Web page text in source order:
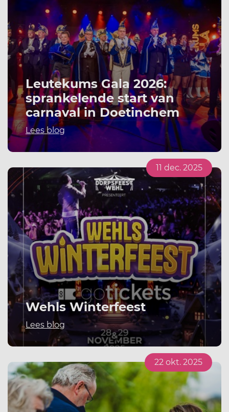
Leutekums Gala 2026:
sprankelende start van
carnaval in Doetinchem
Lees blog
Wehls Winterfeest
Lees blog
11 dec. 2025
22 okt. 2025